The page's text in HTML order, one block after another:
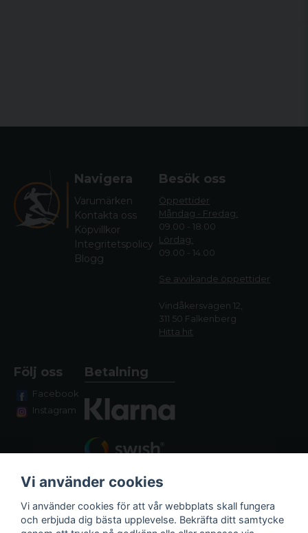
Navigera
Varumärken
Kontakta oss
Köpvillkor
Integritetspolicy
Blogg
Besök oss
Öppettider
Måndag - Fredag:
09.00 - 18.00
Lördag:
09.00 - 14.00
Se avvikande öppettider
Vindåkersvägen 12,
311 50 Falkenberg
Hitta hit
Följ oss
Facebook
Instagram
Betalning
Vi använder cookies
Vi använder cookies för att vår webbplats skall fungera
och erbjuda dig bästa upplevelse. Bekräfta ditt samtycke